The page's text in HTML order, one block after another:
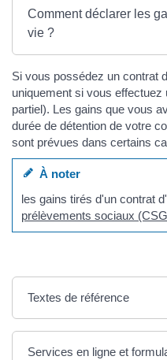
Comment déclarer les
vie ?
Si vous possédez un contrat
uniquement si vous effectuez
partiel). Les gains que vous
durée de détention de votre
sont prévues dans certains
À noter
les gains tirés d'un contrat
prélèvements sociaux
Textes de référence
Services en ligne et